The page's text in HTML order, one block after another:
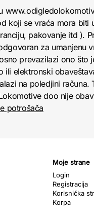
koji se vraća mora biti
pakovanje itd ).
za umanjenu
prevazilazi ono što
elektronski
na poledjini
doo nije
potrošača
Moje strane
Login
Registracija
Korisnička
Korpa